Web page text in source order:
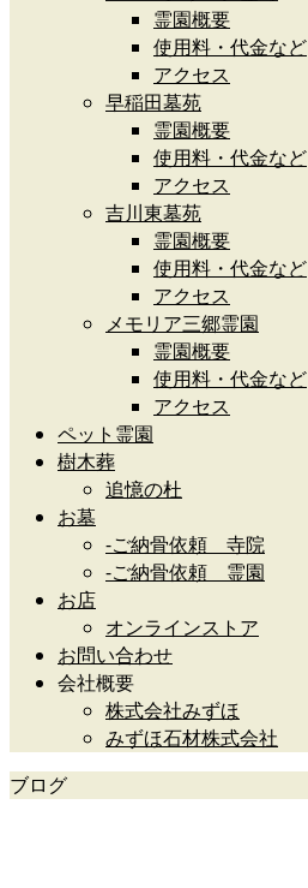
霊園概要
使用料・代金など
アクセス
早稲田墓苑
霊園概要
使用料・代金など
アクセス
吉川東墓苑
霊園概要
使用料・代金など
アクセス
メモリア三郷霊園
霊園概要
使用料・代金など
アクセス
ペット霊園
樹木葬
追憶の杜
お墓
-ご納骨依頼 寺院
-ご納骨依頼 霊園
お店
オンラインストア
お問い合わせ
会社概要
株式会社みずほ
みずほ石材株式会社
ブログ